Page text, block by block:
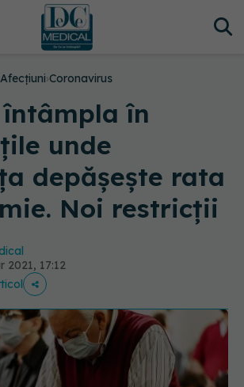
›Coronavirus
întâmpla în
unde
depășește rata
Noi restricții
2021, 17:12